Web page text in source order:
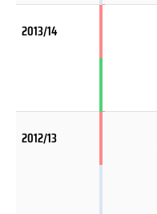
2013/14
2012/13